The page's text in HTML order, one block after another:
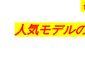
人気モデル